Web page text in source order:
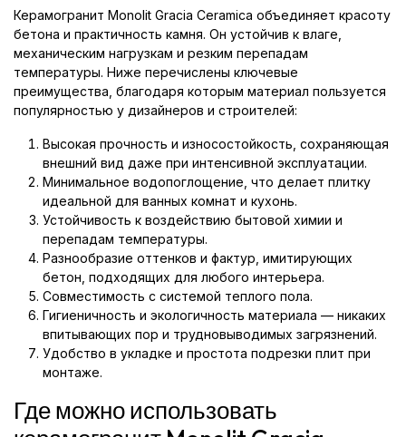
Керамогранит Monolit Gracia Ceramica объединяет красоту
бетона и практичность камня. Он устойчив к влаге,
механическим нагрузкам и резким перепадам
температуры. Ниже перечислены ключевые
преимущества, благодаря которым материал пользуется
популярностью у дизайнеров и строителей:
Высокая прочность и износостойкость, сохраняющая
внешний вид даже при интенсивной эксплуатации.
Минимальное водопоглощение, что делает плитку
идеальной для ванных комнат и кухонь.
Устойчивость к воздействию бытовой химии и
перепадам температуры.
Разнообразие оттенков и фактур, имитирующих
бетон, подходящих для любого интерьера.
Совместимость с системой теплого пола.
Гигиеничность и экологичность материала — никаких
впитывающих пор и трудновыводимых загрязнений.
Удобство в укладке и простота подрезки плит при
монтаже.
Где можно использовать